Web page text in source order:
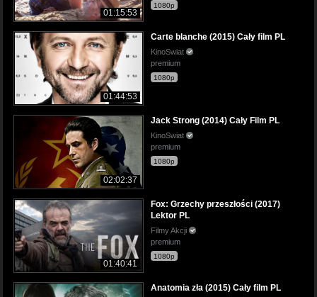
01:15:53
1080p
01:44:53
Carte blanche (2015) Cały film PL
KinoSwiat
premium
1080p
02:02:37
Jack Strong (2014) Cały Film PL
KinoSwiat
premium
1080p
01:40:41
Fox: Grzechy przeszłości (2017)
Lektor PL
Filmy Akcji
premium
1080p
Anatomia zła (2015) Cały film PL